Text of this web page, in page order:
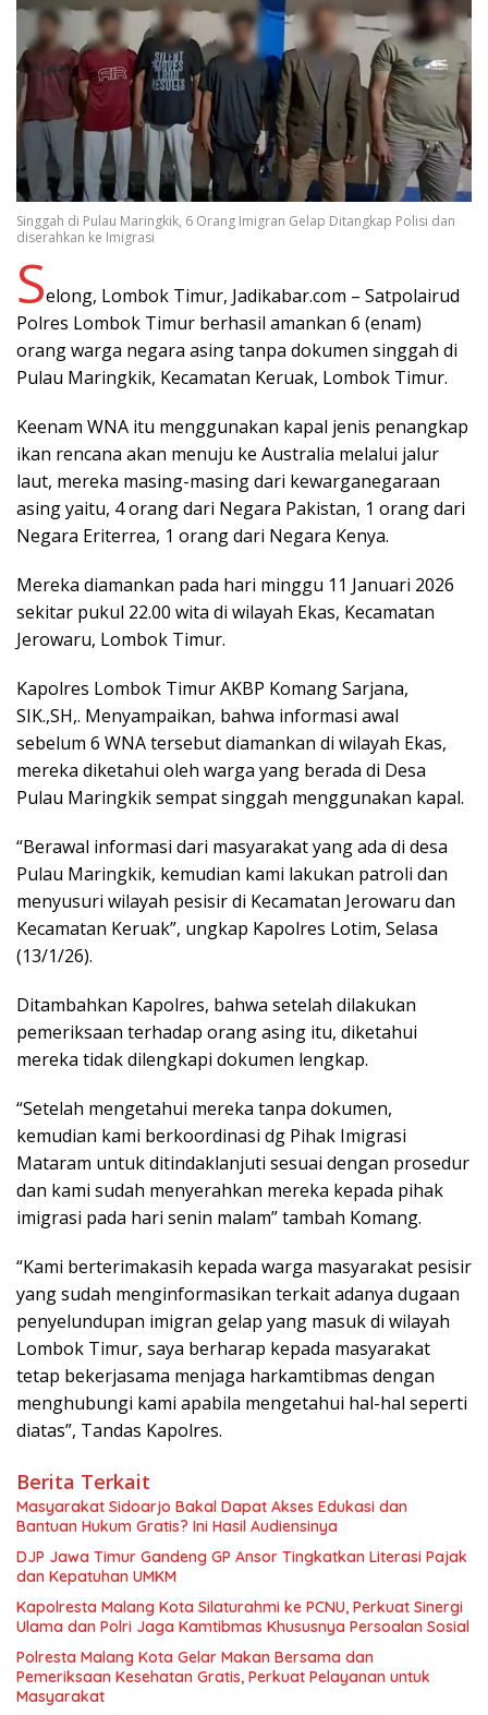
Singgah di Pulau Maringkik, 6 Orang Imigran Gelap Ditangkap Polisi dan
diserahkan ke Imigrasi
Selong, Lombok Timur, Jadikabar.com – Satpolairud
Polres Lombok Timur berhasil amankan 6 (enam)
orang warga negara asing tanpa dokumen singgah di
Pulau Maringkik, Kecamatan Keruak, Lombok Timur.
Keenam WNA itu menggunakan kapal jenis penangkap
ikan rencana akan menuju ke Australia melalui jalur
laut, mereka masing-masing dari kewarganegaraan
asing yaitu, 4 orang dari Negara Pakistan, 1 orang dari
Negara Eriterrea, 1 orang dari Negara Kenya.
Mereka diamankan pada hari minggu 11 Januari 2026
sekitar pukul 22.00 wita di wilayah Ekas, Kecamatan
Jerowaru, Lombok Timur.
Kapolres Lombok Timur AKBP Komang Sarjana,
SIK.,SH,. Menyampaikan, bahwa informasi awal
sebelum 6 WNA tersebut diamankan di wilayah Ekas,
mereka diketahui oleh warga yang berada di Desa
Pulau Maringkik sempat singgah menggunakan kapal.
“Berawal informasi dari masyarakat yang ada di desa
Pulau Maringkik, kemudian kami lakukan patroli dan
menyusuri wilayah pesisir di Kecamatan Jerowaru dan
Kecamatan Keruak”, ungkap Kapolres Lotim, Selasa
(13/1/26).
Ditambahkan Kapolres, bahwa setelah dilakukan
pemeriksaan terhadap orang asing itu, diketahui
mereka tidak dilengkapi dokumen lengkap.
“Setelah mengetahui mereka tanpa dokumen,
kemudian kami berkoordinasi dg Pihak Imigrasi
Mataram untuk ditindaklanjuti sesuai dengan prosedur
dan kami sudah menyerahkan mereka kepada pihak
imigrasi pada hari senin malam” tambah Komang.
“Kami berterimakasih kepada warga masyarakat pesisir
yang sudah menginformasikan terkait adanya dugaan
penyelundupan imigran gelap yang masuk di wilayah
Lombok Timur, saya berharap kepada masyarakat
tetap bekerjasama menjaga harkamtibmas dengan
menghubungi kami apabila mengetahui hal-hal seperti
diatas”, Tandas Kapolres.
Berita Terkait
Masyarakat Sidoarjo Bakal Dapat Akses Edukasi dan
Bantuan Hukum Gratis? Ini Hasil Audiensinya
DJP Jawa Timur Gandeng GP Ansor Tingkatkan Literasi Pajak
dan Kepatuhan UMKM
Kapolresta Malang Kota Silaturahmi ke PCNU, Perkuat Sinergi
Ulama dan Polri Jaga Kamtibmas Khususnya Persoalan Sosial
Polresta Malang Kota Gelar Makan Bersama dan
Pemeriksaan Kesehatan Gratis, Perkuat Pelayanan untuk
Masyarakat